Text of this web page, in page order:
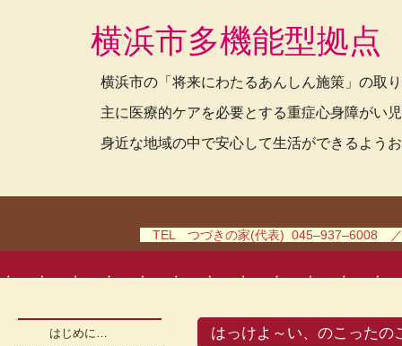
横浜市多機能型拠
横浜市の「将来にわたるあんしん施策」の取
主に医療的ケアを必要とする重症心身障がい
身近な地域の中で安心して生活ができるよう
TEL つづきの家(代表) 045–937–6008
はっけよ～い、のこったの
はじめに…